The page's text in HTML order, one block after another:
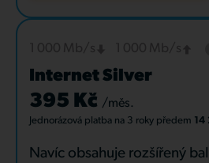
Internet Silver
395 Kč /měs.
Jednorázová platba na 3 roky předem 14
Navíc obsahuje rozšířený